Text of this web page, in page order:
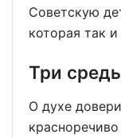
Советскую
которая так и
Три
О духе